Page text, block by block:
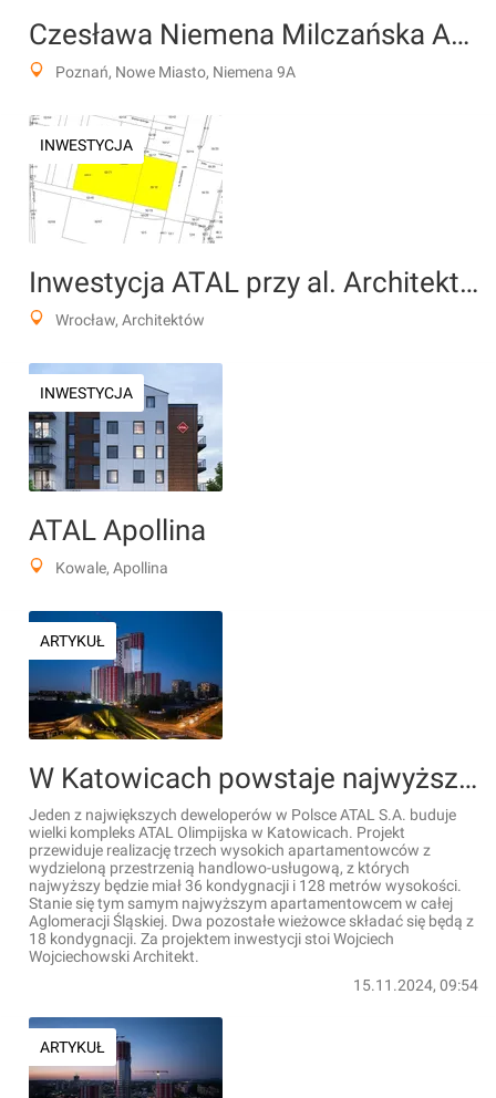
Czesława Niemena Milczańska Atal
Poznań, Nowe Miasto, Niemena 9A
INWESTYCJA
Inwestycja ATAL przy al. Architektów (Nowe Żerniki)
Wrocław, Architektów
INWESTYCJA
ATAL Apollina
Kowale, Apollina
ARTYKUŁ
W Katowicach powstaje najwyższy budynek mieszkalny w woj. śląskim [ZDJĘCIA+WIZUALIZACJE]
Jeden z największych deweloperów w Polsce ATAL S.A. buduje
wielki kompleks ATAL Olimpijska w Katowicach. Projekt
przewiduje realizację trzech wysokich apartamentowców z
wydzieloną przestrzenią handlowo-usługową, z których
najwyższy będzie miał 36 kondygnacji i 128 metrów wysokości.
Stanie się tym samym najwyższym apartamentowcem w całej
Aglomeracji Śląskiej. Dwa pozostałe wieżowce składać się będą z
18 kondygnacji. Za projektem inwestycji stoi Wojciech
Wojciechowski Architekt.
15.11.2024, 09:54
ARTYKUŁ